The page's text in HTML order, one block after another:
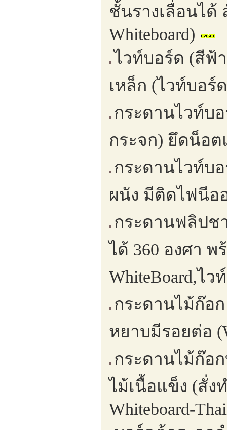
ชั้นรางเลื่อนได้
Whiteboard)
ไวท์บอร์ด (สีฟ้
เหล็ก (ไวท์บอร์
กระดานไวท์บ
กระจก) ยึดน็อต
กระดานไวท์บ
ผนัง มีติดไฟนีออ
กระดานฟลิปช
ได้ 360 องศา
WhiteBoard,ไว
กระดานไม้ก๊อ
หยาบมีรอยต่อ
กระดานไม้ก๊อ
ไม้เนื้อแข็ง (สั่ง
Whiteboard-